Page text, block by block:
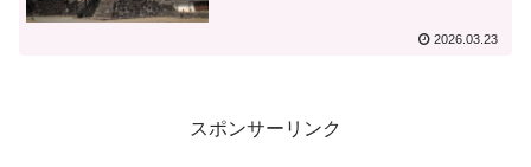
2026.03.23
スポンサーリンク